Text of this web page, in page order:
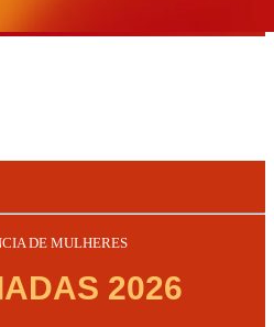
DE MULHERES
2026